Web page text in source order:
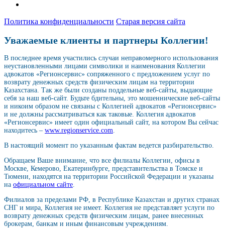
Политика конфиденциальности Старая версия сайта
Уважаемые клиенты и партнеры Коллегии!
В последнее время участились случаи неправомерного использования
неустановленными лицами символики и наименования Коллегии
адвокатов «Регионсервис» сопряженного с предложением услуг по
возврату денежных средств физическим лицам на территории
Казахстана. Так же были созданы поддельные веб-сайты, выдающие
себя за наш веб-сайт. Будьте бдительны, это мошеннические веб-сайты
и никоим образом не связаны с Коллегией адвокатов «Регионсервис»
и не должны рассматриваться как таковые. Коллегия адвокатов
«Регионсервис» имеет один официальный сайт, на котором Вы сейчас
находитесь – www.regionservice.com
В настоящий момент по указанным фактам ведется разбирательство.
Обращаем Ваше внимание, что все филиалы Коллегии, офисы в
Москве, Кемерово, Екатеринбурге, представительства в Томске и
Тюмени, находятся на территории Российской Федерации и указаны
на официальном сайте
Филиалов за пределами РФ, в Республике Казахстан и других странах
СНГ и мира, Коллегия не имеет. Коллегия не представляет услуги по
возврату денежных средств физическим лицам, ранее внесенных
брокерам, банкам и иным финансовым учреждениям.